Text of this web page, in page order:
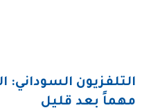
التلفزيون
مهماً بعد قليل